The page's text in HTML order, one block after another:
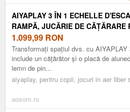
AIYAPLAY 3 ÎN 1 ECHELLE
RAMPĂ, JUCĂRIE DE CĂȚĂRARE
18-48 LUNI ÎNCĂRCARE 50 KG |
1.099,99 RON
Transformați spațiul dvs. cu
include un cățărător și o placă de
lemn de pin...
aiyaplay, pentru copii, jocuri in aer liber
aosom.ro